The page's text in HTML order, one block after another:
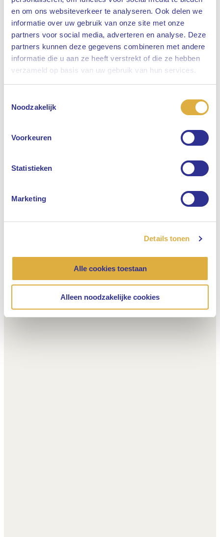
en om ons websiteverkeer te analyseren. Ook delen we
informatie over uw gebruik van onze site met onze
partners voor social media, adverteren en analyse. Deze
partners kunnen deze gegevens combineren met andere
informatie die u aan ze heeft verstrekt of die ze hebben
verzameld op basis van uw gebruik van hun services.
Noodzakelijk
Voorkeuren
Statistieken
Marketing
Details tonen
Alle cookies toestaan
Alleen noodzakelijke cookies
Sluiten